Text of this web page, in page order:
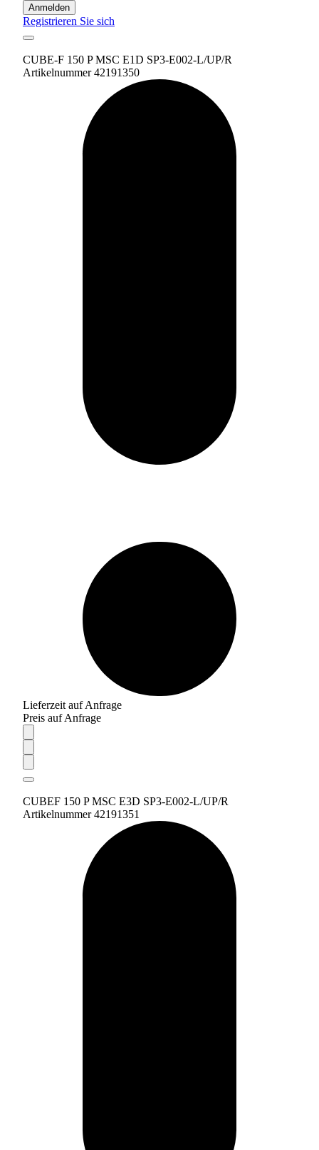
Anmelden
Registrieren Sie sich
CUBE-F 150 P MSC E1D SP3-E002-L/UP/R
Artikelnummer 42191350
Lieferzeit auf Anfrage
Preis auf Anfrage
CUBEF 150 P MSC E3D SP3-E002-L/UP/R
Artikelnummer 42191351